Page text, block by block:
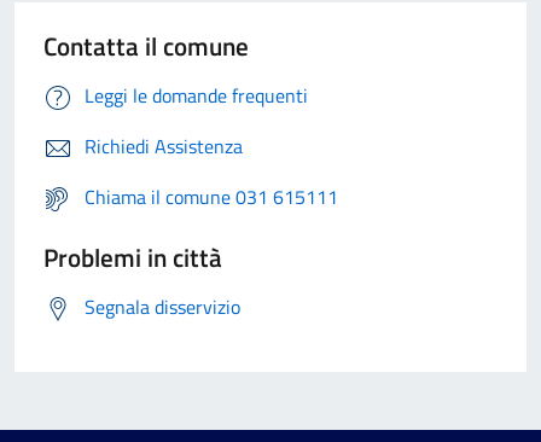
Contatta il comune
Leggi le domande frequenti
Richiedi Assistenza
Chiama il comune 031 615111
Problemi in città
Segnala disservizio